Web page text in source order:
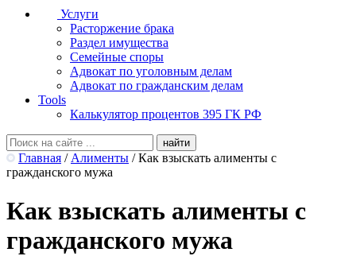
Услуги
Расторжение брака
Раздел имущества
Семейные споры
Адвокат по уголовным делам
Адвокат по гражданским делам
Tools
Калькулятор процентов 395 ГК РФ
Главная / Алименты / Как взыскать алименты с
гражданского мужа
Как взыскать алименты с
гражданского мужа